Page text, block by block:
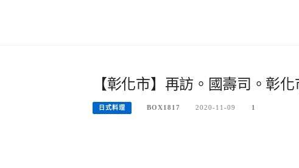
【彰化市】再訪。國壽司。彰
日式料理 BOX1817 2020-11-09 1